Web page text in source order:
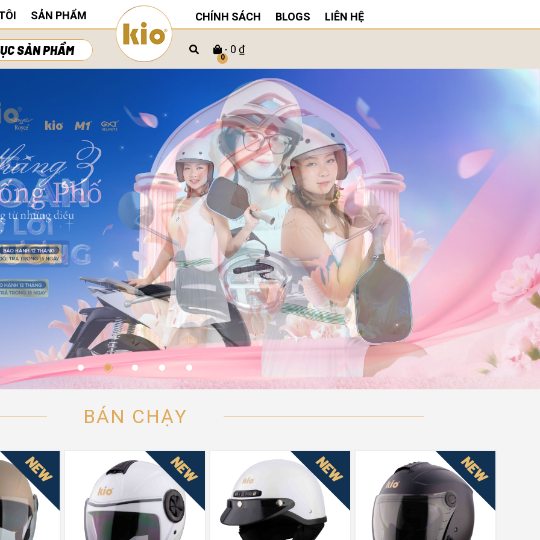
SẢN PHẨM
SẢN PHẨM
CHÍNH SÁCH BLOGS LIÊN HỆ
0
- 0 ₫
BÁN CHẠY
NEW NEW NEW NEW